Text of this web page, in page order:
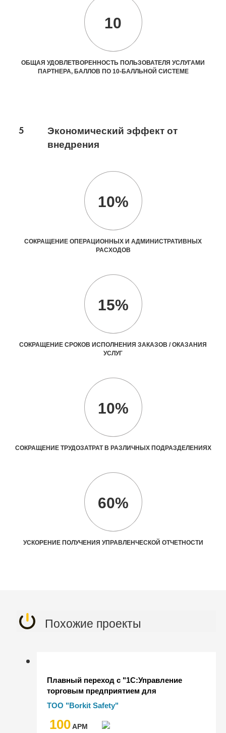
10
ОБЩАЯ УДОВЛЕТВОРЕННОСТЬ ПОЛЬЗОВАТЕЛЯ УСЛУГАМИ
ПАРТНЕРА, БАЛЛОВ ПО 10-БАЛЛЬНОЙ СИСТЕМЕ
5
Экономический эффект от
внедрения
10%
СОКРАЩЕНИЕ ОПЕРАЦИОННЫХ И АДМИНИСТРАТИВНЫХ
РАСХОДОВ
15%
СОКРАЩЕНИЕ СРОКОВ ИСПОЛНЕНИЯ ЗАКАЗОВ / ОКАЗАНИЯ
УСЛУГ
10%
СОКРАЩЕНИЕ ТРУДОЗАТРАТ В РАЗЛИЧНЫХ ПОДРАЗДЕЛЕНИЯХ
60%
УСКОРЕНИЕ ПОЛУЧЕНИЯ УПРАВЛЕНЧЕСКОЙ ОТЧЕТНОСТИ
Похожие проекты
Плавный переход с "1С:Управление
торговым предприятием для
Казахстана" на "1С:Комплексная
автоматизация для Казахстана" у
производителя специальной одежды и
ТОО "Borkit Safety"
100AРМ